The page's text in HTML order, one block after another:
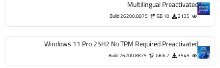
Multilingual Preactivated
2135
10 GB
Build 26200.8875
Windows 11 Pro 25H2 No TPM Required Preactivated
3545
6.7 GB
Build 26200.8875